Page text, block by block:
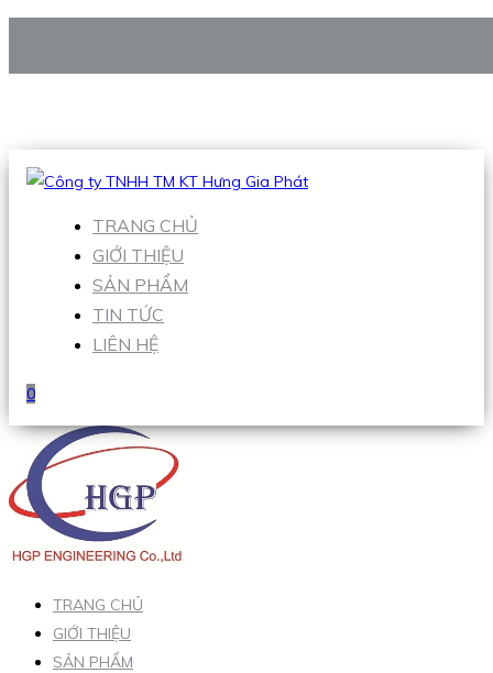
Hotline:0938 906 663
TRANG CHỦ
GIỚI THIỆU
SẢN PHẨM
TIN TỨC
LIÊN HỆ
0
TRANG CHỦ
GIỚI THIỆU
SẢN PHẨM